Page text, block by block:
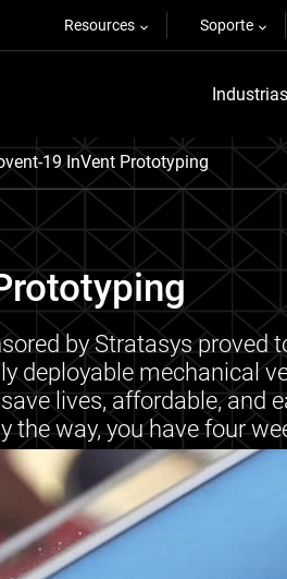
Resources Soporte
19 InVent Prototyping
by Stratasys proved
deployable mechanical
lives, affordable, and
the way, you have four